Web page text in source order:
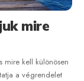
mire
kell különösen
a végrendelet